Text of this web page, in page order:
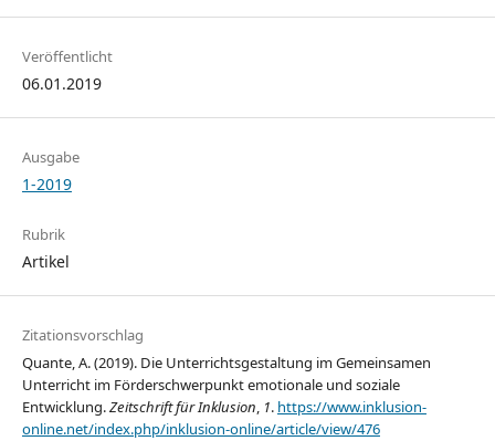
Veröffentlicht
06.01.2019
Ausgabe
1-2019
Rubrik
Artikel
Zitationsvorschlag
Quante, A. (2019). Die Unterrichtsgestaltung im Gemeinsamen
Unterricht im Förderschwerpunkt emotionale und soziale
Entwicklung.Zeitschrift für Inklusion, 1. https://www.inklusion-
online.net/index.php/inklusion-online/article/view/476